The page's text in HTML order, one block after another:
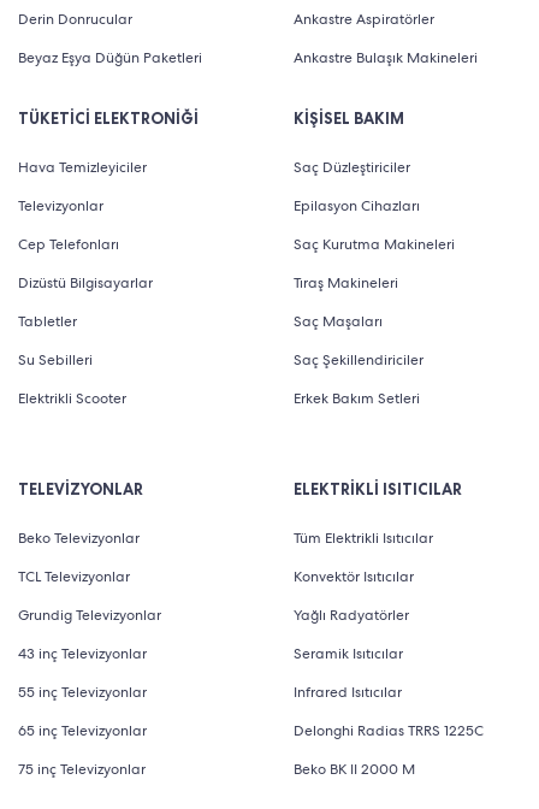
Derin Donrucular
Beyaz Eşya Düğün Paketleri
TÜKETİCİ ELEKTRONİĞİ
Hava Temizleyiciler
Televizyonlar
Cep Telefonları
Dizüstü Bilgisayarlar
Tabletler
Su Sebilleri
Elektrikli Scooter
Ankastre Aspiratörler
Ankastre Bulaşık Makineleri
KİŞİSEL BAKIM
Saç Düzleştiriciler
Epilasyon Cihazları
Saç Kurutma Makineleri
Tıraş Makineleri
Saç Maşaları
Saç Şekillendiriciler
Erkek Bakım Setleri
TELEVİZYONLAR
Beko Televizyonlar
TCL Televizyonlar
Grundig Televizyonlar
43 inç Televizyonlar
55 inç Televizyonlar
65 inç Televizyonlar
75 inç Televizyonlar
ELEKTRİKLİ ISITICILAR
Tüm Elektrikli Isıtıcılar
Konvektör Isıtıcılar
Yağlı Radyatörler
Seramik Isıtıcılar
Infrared Isıtıcılar
Delonghi Radias TRRS 1225C
Beko BK II 2000 M